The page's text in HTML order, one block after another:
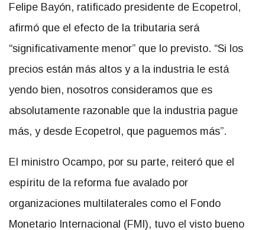
Felipe Bayón, ratificado presidente de Ecopetrol,
afirmó que el efecto de la tributaria será
“significativamente menor” que lo previsto. “Si los
precios están más altos y a la industria le está
yendo bien, nosotros consideramos que es
absolutamente razonable que la industria pague
más, y desde Ecopetrol, que paguemos más”.
El ministro Ocampo, por su parte, reiteró que el
espíritu de la reforma fue avalado por
organizaciones multilaterales como el Fondo
Monetario Internacional (FMI), tuvo el visto bueno